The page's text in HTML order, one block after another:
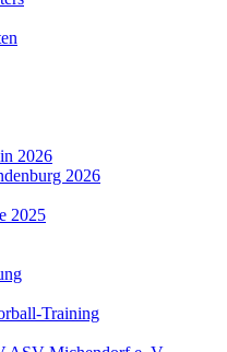
2026
2026
2025
Training